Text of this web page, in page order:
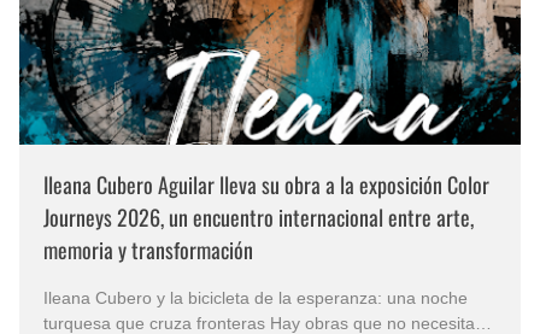
Ileana Cubero Aguilar lleva su obra a la exposición Color
Journeys 2026, un encuentro internacional entre arte,
memoria y transformación
Ileana Cubero y la bicicleta de la esperanza: una noche
turquesa que cruza fronteras Hay obras que no necesitan